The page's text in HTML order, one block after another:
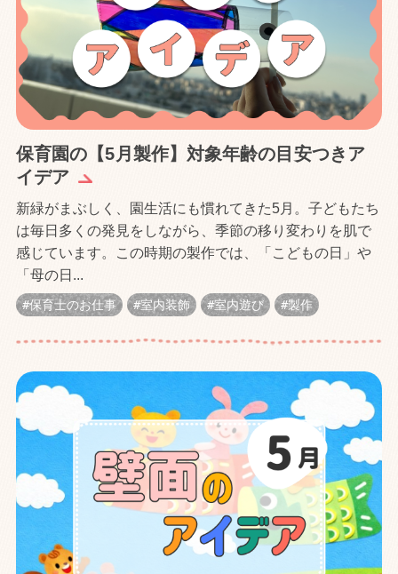
保育園の【5月製作】対象年齢の目安つきア
イデア
新緑がまぶしく、園生活にも慣れてきた5月。子どもたち
は毎日多くの発見をしながら、季節の移り変わりを肌で
感じています。この時期の製作では、「こどもの日」や
「母の日...
保育士のお仕事 室内装飾 室内遊び 製作